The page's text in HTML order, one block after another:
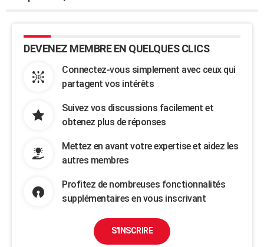
DEVENEZ MEMBRE EN QUELQUES CLICS
Connectez-vous simplement avec ceux qui
partagent vos intérêts
Suivez vos discussions facilement et
obtenez plus de réponses
Mettez en avant votre expertise et aidez les
autres membres
Profitez de nombreuses fonctionnalités
supplémentaires en vous inscrivant
S'INSCRIRE